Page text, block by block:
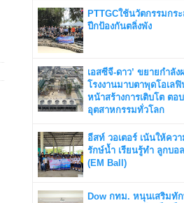
PTTGCใช้นวัตกรรมกร
ปีกป้องกันตลิ่งพัง
เอสซีจี-ดาว’ ขยายกำลัง
โรงงานมาบตาพุดโอเลฟิ
หน้าสร้างการเติบโต ตอ
อุตสาหกรรมทั่วโลก
อีสท์ วอเตอร์ เน้นให้คว
รักษ์น้ำ เรียนรู้ทำ ลูกบอ
(EM Ball)
Dow กทม. หนุนเสริมทั